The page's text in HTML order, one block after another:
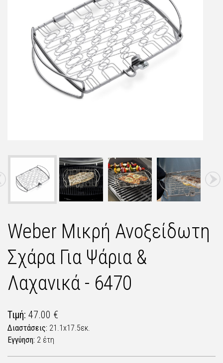
Weber Μικρή Ανοξείδωτη
Σχάρα Για Ψάρια &
Λαχανικά - 6470
Τιμή: 47.00 €
Διαστάσεις: 21.1x17.5εκ.
Εγγύηση: 2 έτη